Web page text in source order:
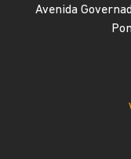
Avenida